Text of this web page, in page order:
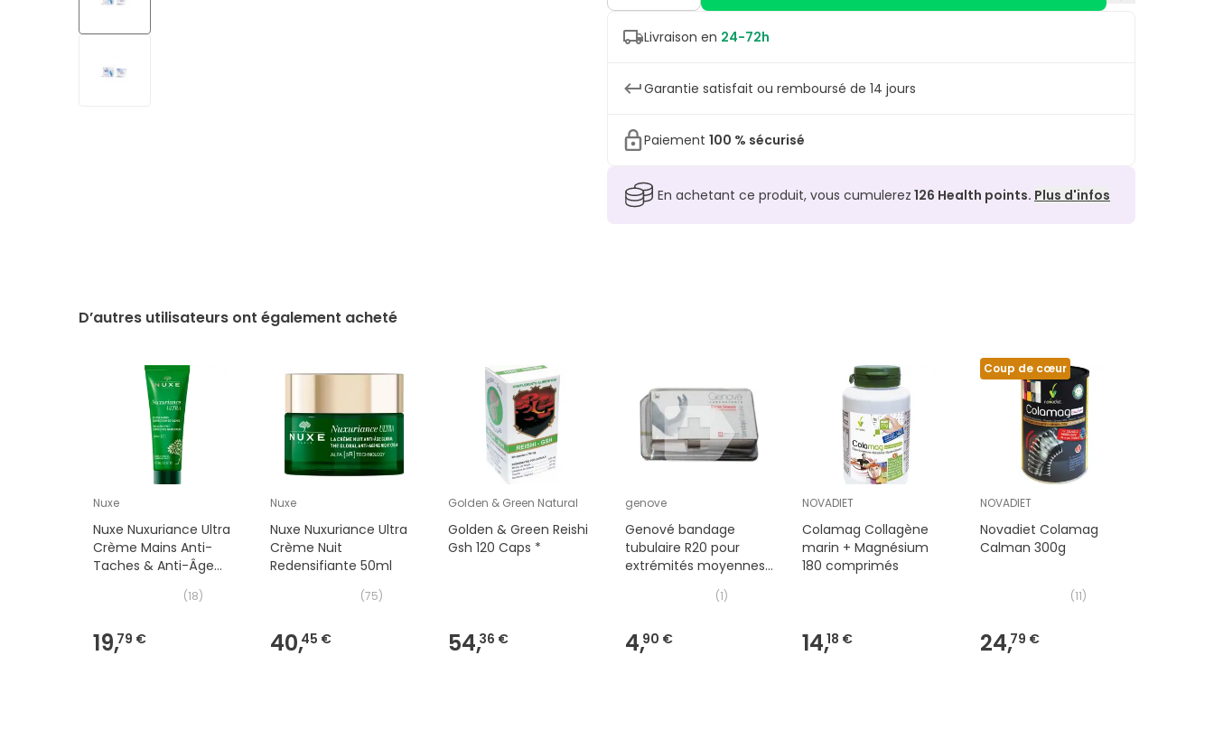
Livraison en 24-72h
Garantie satisfait ou remboursé de 14 jours
Paiement 100 % sécurisé
En achetant ce produit, vous cumulerez 126 Health points. Plus d'infos
D’autres utilisateurs ont également acheté
Nuxe
Nuxe Nuxuriance Ultra
Crème Mains Anti-
Taches & Anti-Âge
(18)
19,79 €
Nuxe
Nuxe Nuxuriance Ultra
Crème Nuit
Redensifiante 50ml
(75)
40,45 €
Golden & Green Natural
Golden & Green Reishi
Gsh 120 Caps *
54,36 €
genove
Genové bandage
tubulaire R20 pour
extrémités moyennes
(1)
4,90 €
NOVADIET
Colamag Collagène
marin + Magnésium
180 comprimés
14,18 €
Coup de cœur
NOVADIET
Novadiet Colamag
Calman 300g
(11)
24,79 €